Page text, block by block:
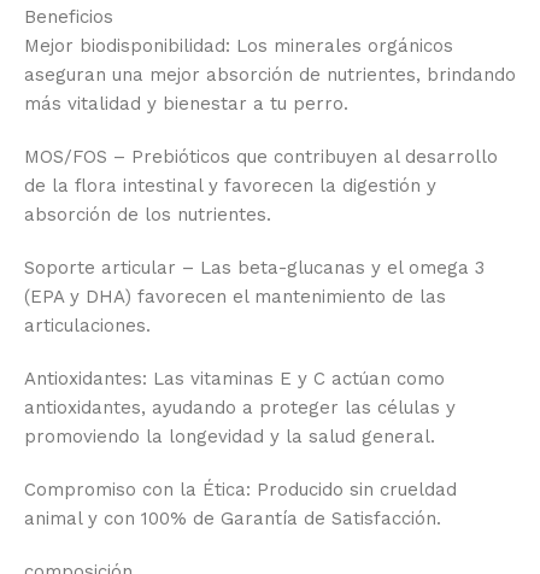
Beneficios
Mejor biodisponibilidad: Los minerales orgánicos
aseguran una mejor absorción de nutrientes, brindando
más vitalidad y bienestar a tu perro.
MOS/FOS – Prebióticos que contribuyen al desarrollo
de la flora intestinal y favorecen la digestión y
absorción de los nutrientes.
Soporte articular – Las beta-glucanas y el omega 3
(EPA y DHA) favorecen el mantenimiento de las
articulaciones.
Antioxidantes: Las vitaminas E y C actúan como
antioxidantes, ayudando a proteger las células y
promoviendo la longevidad y la salud general.
Compromiso con la Ética: Producido sin crueldad
animal y con 100% de Garantía de Satisfacción.